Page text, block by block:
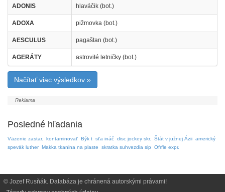
ADONIS hlaváčik (bot.)
ADOXA pižmovka (bot.)
AESCULUS pagaštan (bot.)
AGERÁTY astrovité letničky (bot.)
Načítať viac výsledkov »
Posledné hľadania
Väzenie zastar. kontaminovať Býk t sťa ináč disc jockey skr. Štát v južnej Ázii americký
spevák luther Makka tkanina na plaste skratka suhvezdia sip Ofrfle expr.
© Jozef Rusňák. Databáza je chránená autorskými právami!